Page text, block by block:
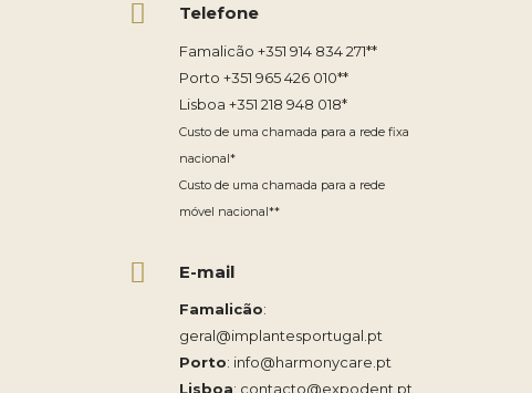
Telefone
Famalicão +351 914 834 271**
Porto +351 965 426 010**
Lisboa +351 218 948 018*
Custo de uma chamada para a rede fixa
nacional*
Custo de uma chamada para a rede
móvel nacional**
E-mail
Famalicão:
geral@implantesportugal.pt
Porto: info@harmonycare.pt
Lisboa: contacto@expodent.pt